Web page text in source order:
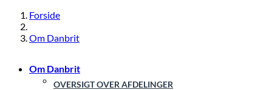
Forside
Om Danbrit
Om Danbrit
OVERSIGT OVER AFDELINGER